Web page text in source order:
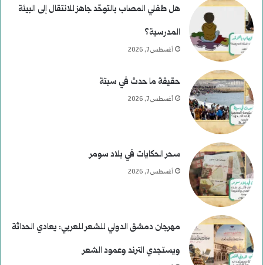
هل طفلي المصاب بالتوحّد جاهز للانتقال إلى البيئة
المدرسية؟
أغسطس 7, 2026
حقيقة ما حدث في سبتة
أغسطس 7, 2026
سحر الحكايات في بلاد سومر
أغسطس 7, 2026
مهرجان دمشق الدولي للشعر للعربي: يعادي الحداثة
ويستجدي الترند وعمود الشعر